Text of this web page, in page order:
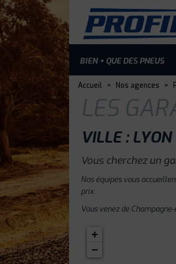
BIEN + QUE DES PNEUS
Accueil > Nos agences >
LES
VILLE : LYON
Vous cherchez un
Nos équipes vous
prix.
Vous venez de
+
−